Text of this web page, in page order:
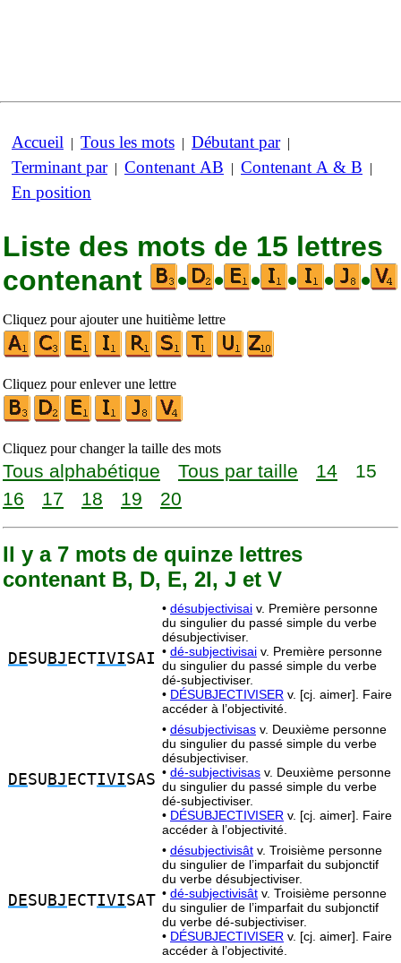
Accueil | Tous les mots | Débutant par|
Terminant par| Contenant AB | Contenant A & B |
En position
Liste des mots de 15 lettres
contenant
• • • • • •
Cliquez pour ajouter une huitième lettre
Cliquez pour enlever une lettre
Cliquez pour changer la taille des mots
Tous alphabétique Tous par taille 14
15
16
17 18 19 20
Il y a 7 mots de quinze lettres
contenant B, D, E, 2I, J et V
DESU BJ ECTIVISAI
• désubjectivisai v. Première personne
du singulier du passé simple du verbe
désubjectiviser.
• dé-subjectivisai v. Première personne
du singulier du passé simple du verbe
dé-subjectiviser.
• DÉSUBJECTIVISER v. [cj. aimer]. Faire
accéder à l’objectivité.
DESU BJ ECTIVISAS
• désubjectivisas v. Deuxième personne
du singulier du passé simple du verbe
désubjectiviser.
• dé-subjectivisas v. Deuxième personne
du singulier du passé simple du verbe
dé-subjectiviser.
• DÉSUBJECTIVISER v. [cj. aimer]. Faire
accéder à l’objectivité.
DESU BJ ECTIVISAT
• désubjectivisât v. Troisième personne
du singulier de l’imparfait du subjonctif
du verbe désubjectiviser.
• dé-subjectivisât v. Troisième personne
du singulier de l’imparfait du subjonctif
du verbe dé-subjectiviser.
• DÉSUBJECTIVISER v. [cj. aimer]. Faire
accéder à l’objectivité.